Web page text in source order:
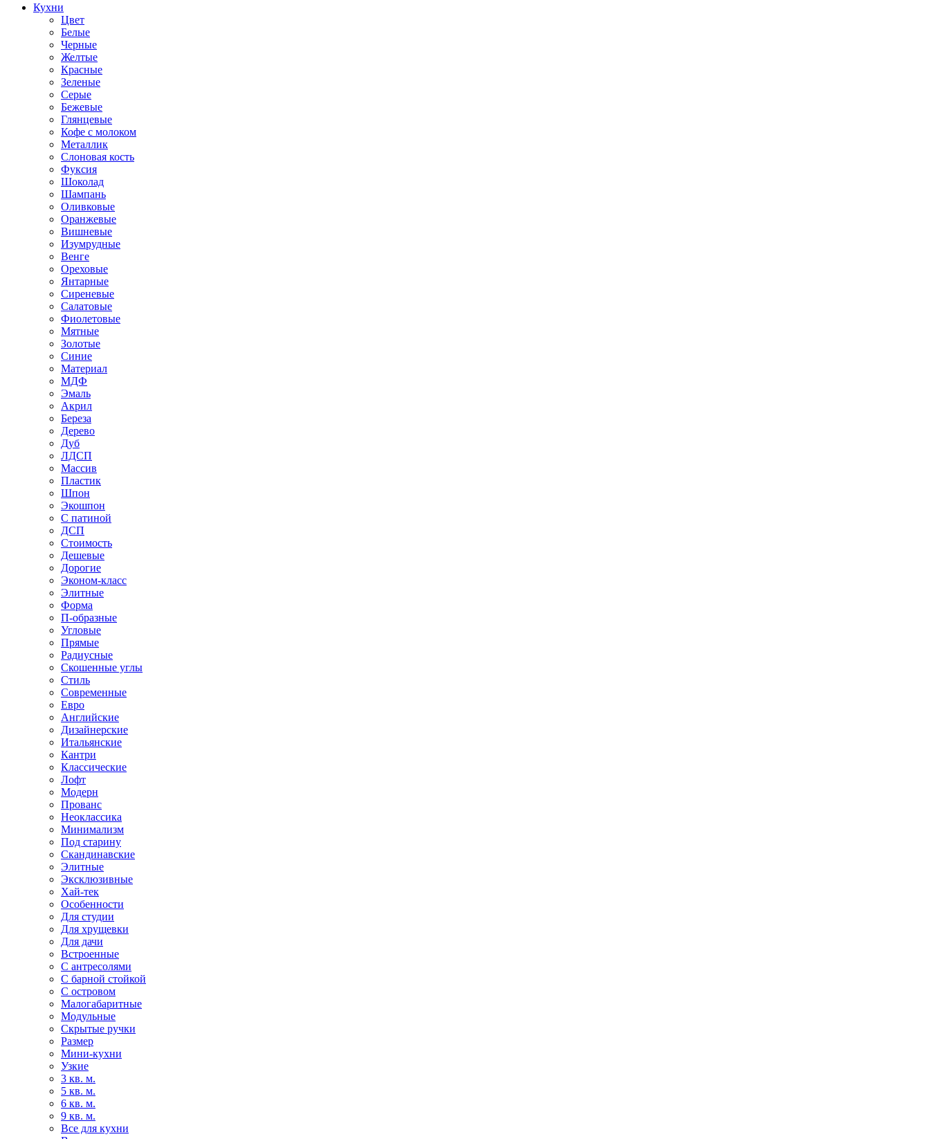
Кухни
Цвет
Белые
Черные
Желтые
Красные
Зеленые
Серые
Бежевые
Глянцевые
Кофе с молоком
Металлик
Слоновая кость
Фуксия
Шоколад
Шампань
Оливковые
Оранжевые
Вишневые
Изумрудные
Венге
Ореховые
Янтарные
Сиреневые
Салатовые
Фиолетовые
Мятные
Золотые
Синие
Материал
МДФ
Эмаль
Акрил
Береза
Дерево
Дуб
ЛДСП
Массив
Пластик
Шпон
Экошпон
С патиной
ДСП
Стоимость
Дешевые
Дорогие
Эконом-класс
Элитные
Форма
П-образные
Угловые
Прямые
Радиусные
Скошенные углы
Стиль
Современные
Евро
Английские
Дизайнерские
Итальянские
Кантри
Классические
Лофт
Модерн
Прованс
Неоклассика
Минимализм
Под старину
Скандинавские
Элитные
Эксклюзивные
Хай-тек
Особенности
Для студии
Для хрущевки
Для дачи
Встроенные
С антресолями
С барной стойкой
С островом
Малогабаритные
Модульные
Скрытые ручки
Размер
Мини-кухни
Узкие
3 кв. м.
5 кв. м.
6 кв. м.
9 кв. м.
Все для кухни